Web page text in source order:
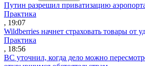
Путин разрешил приватизацию
Практика
, 19:07
Wildberries начнет страховать товары от
Практика
, 18:56
ВС уточнил, когда дело можно